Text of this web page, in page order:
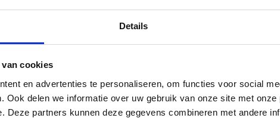
Details
cookies
en advertenties te personaliseren, om functies voor social
Ook delen we informatie over uw gebruik van onze site met
Deze partners kunnen deze gegevens combineren met andere
stap? Maak een
Marjan Muller
weet je niet zo heel goed
opleidingsbehoeften.